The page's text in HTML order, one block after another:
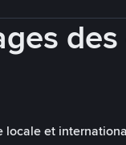
locale et